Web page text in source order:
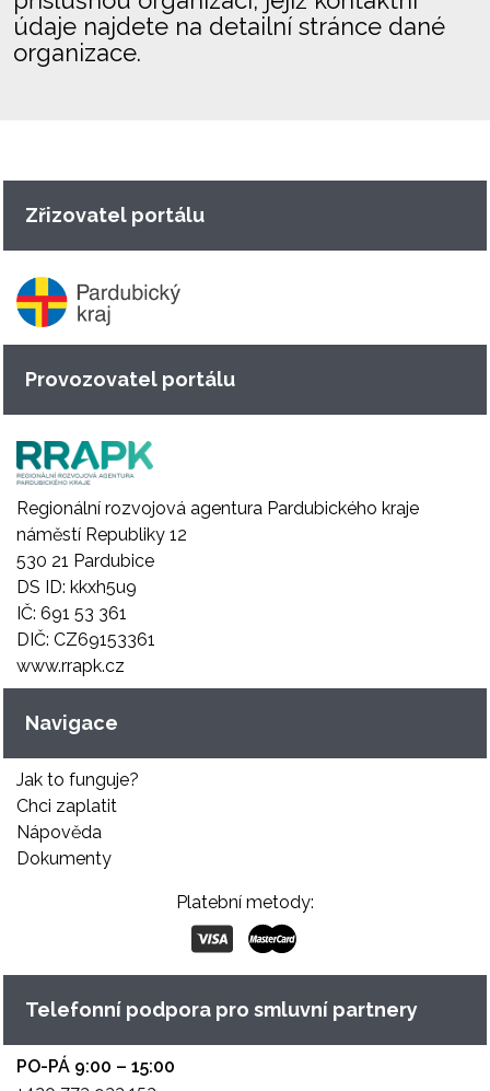
údaje najdete na detailní stránce dané
organizace.
Zřizovatel portálu
Provozovatel portálu
Regionální rozvojová agentura Pardubického kraje
náměstí Republiky 12
530 21 Pardubice
DS ID: kkxh5u9
IČ: 691 53 361
DIČ: CZ69153361
www.rrapk.cz
Navigace
Jak to funguje?
Chci zaplatit
Nápověda
Dokumenty
Platební metody:
Telefonní podpora pro smluvní partnery
PO-PÁ 9:00 – 15:00